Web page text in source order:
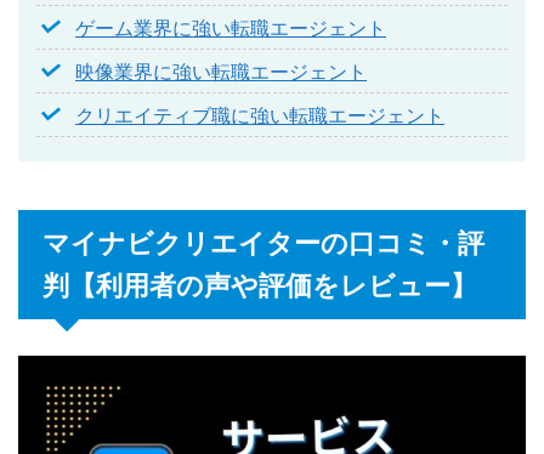
ゲーム業界に強い転職エージェント
映像業界に強い転職エージェント
クリエイティブ職に強い転職エージェント
マイナビクリエイターの口コミ・評
判【利用者の声や評価をレビュー】